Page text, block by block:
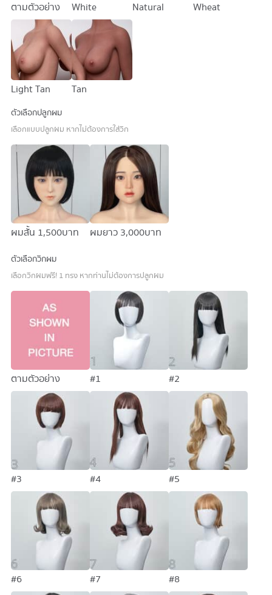
ตามตัวอย่าง White Natural Wheat
Light Tan Tan
ตัวเลือกปลูกผม
เลือกแบบปลูกผม หากไม่ต้องการใส่วิก
ผมสั้น 1,500 บาท ผมยาว 3,000 บาท
ตัวเลือกวิกผม
เลือกวิกผมฟรี! 1 ทรง หากท่านไม่ต้องการปลูกผม
ตามตัวอย่าง #1 #2
#3 #4 #5
#6 #7 #8